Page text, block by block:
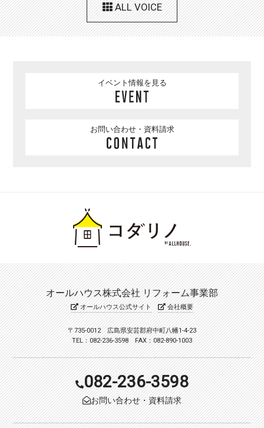
ALL VOICE
イベント情報を見る
お問い合わせ・資料請求
オールハウス株式会社 リフォーム事業部
オールハウス公式サイト 会社概要
〒735-0012 広島県安芸郡府中町八幡1-4-23
TEL：082-236-3598 FAX：082-890-1003
082-236-3598
お問い合わせ・資料請求